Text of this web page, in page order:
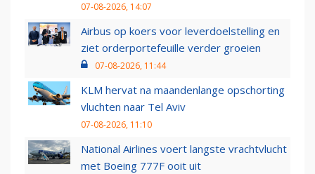
07-08-2026, 14:07
Airbus op koers voor leverdoelstelling en
ziet orderportefeuille verder groeien
07-08-2026, 11:44
KLM hervat na maandenlange opschorting
vluchten naar Tel Aviv
07-08-2026, 11:10
National Airlines voert langste vrachtvlucht
met Boeing 777F ooit uit